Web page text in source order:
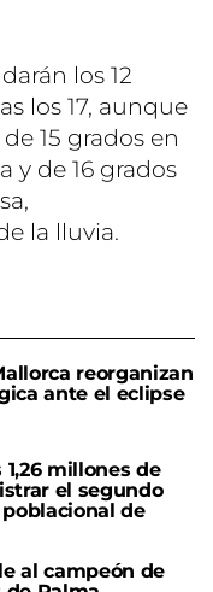
los 12
los 17, aunque
15 grados en
y de 16 grados
la lluvia.
reorganizan
ante el eclipse
millones de
el segundo
de
al campeón de